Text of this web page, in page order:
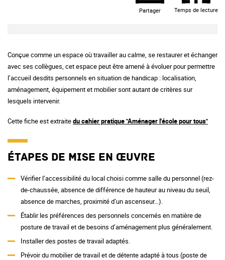
Partager Temps de lecture
Conçue comme un espace où travailler au calme, se restaurer et échanger
avec ses collègues, cet espace peut être amené à évoluer pour permettre
l’accueil desdits personnels en situation de handicap : localisation,
aménagement, équipement et mobilier sont autant de critères sur
lesquels intervenir.
Cette fiche est extraitedu cahier pratique "Aménager l'école pour tous"
Étapes de mise en œuvre
Vérifier l’accessibilité du local choisi comme salle du personnel (rez-
de-chaussée, absence de différence de hauteur au niveau du seuil,
absence de marches, proximité d’un ascenseur…).
Établir les préférences des personnels concernés en matière de
posture de travail et de besoins d’aménagement plus généralement.
Installer des postes de travail adaptés.
Prévoir du mobilier de travail et de détente adapté à tous (poste de